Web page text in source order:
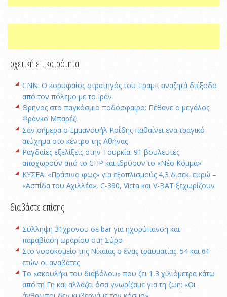
σχετική επικαιρότητα
CNN: Ο κορυφαίος στρατηγός του Τραμπ αναζητά διέξοδο
από τον πόλεμο με το Ιράν
Θρήνος στο παγκόσμιο ποδόσφαιρο: Πέθανε ο μεγάλος
Φράνκο Μπαρέζι
Σαν σήμερα ο Εμμανουήλ Ροΐδης παθαίνει ενα τραγικό
ατύχημα στο κέντρο της Αθήνας
Ραγδαίες εξελίξεις στην Τουρκία: 91 βουλευτές
αποχωρούν από το CHP και ιδρύουν το «Νέο Κόμμα»
ΚΥΣΕΑ: «Πράσινο φως» για εξοπλισμούς 4,3 δισεκ. ευρώ –
«Ασπίδα του Αχιλλέα», C-390, Victa και V-BAT ξεχωρίζουν
διαβάστε επίσης
Σύλληψη 31χρονου σε bar για ηχορύπανση και
παραβίαση ωραρίου στη Σύρο
Στο νοσοκομείο της Νίκαιας ο ένας τραυματίας. 54 και 61
ετών οι αναβάτες
Το «σκουλήκι του διαβόλου» που ζει 1,3 χιλιόμετρα κάτω
από τη Γη και αλλάζει όσα γνωρίζαμε για τη ζωή: «Οι